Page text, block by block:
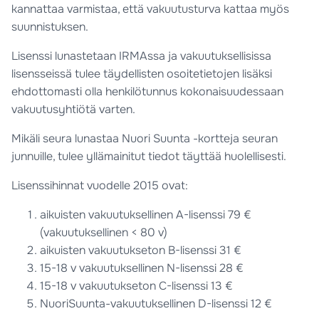
kannattaa varmistaa, että vakuutusturva kattaa myös
suunnistuksen.
Lisenssi lunastetaan IRMAssa ja vakuutuksellisissa
lisensseissä tulee täydellisten osoitetietojen lisäksi
ehdottomasti olla henkilötunnus kokonaisuudessaan
vakuutusyhtiötä varten.
Mikäli seura lunastaa Nuori Suunta -kortteja seuran
junnuille, tulee yllämainitut tiedot täyttää huolellisesti.
Lisenssihinnat vuodelle 2015 ovat:
aikuisten vakuutuksellinen A-lisenssi 79 €
(vakuutuksellinen < 80 v)
aikuisten vakuutukseton B-lisenssi 31 €
15-18 v vakuutuksellinen N-lisenssi 28 €
15-18 v vakuutukseton C-lisenssi 13 €
NuoriSuunta-vakuutuksellinen D-lisenssi 12 €